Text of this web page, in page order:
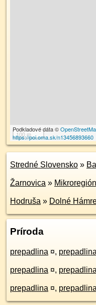
100 m
Podkladové dáta ©
https://poi.oma.sk/n13456893660
Stredné Slovensko »
Žarnovica »
Hodruša » Dolné
Príroda
prepadlina ¤, prepadlina
prepadlina ¤, prepadlina
prepadlina ¤, prepadlina